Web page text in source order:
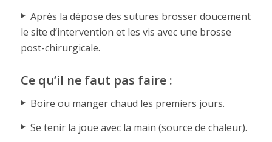
Après la dépose des sutures brosser doucement
le site d’intervention et les vis avec une brosse
post-chirurgicale.
Ce qu’il ne faut pas faire :
Boire ou manger chaud les premiers jours.
Se tenir la joue avec la main (source de chaleur).